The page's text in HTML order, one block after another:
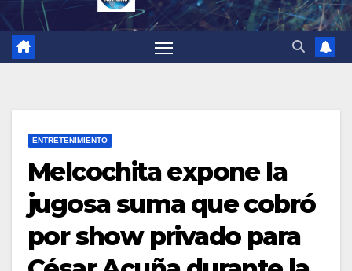
ENTRETENIMIENTO
Melcochita expone la
jugosa suma que cobró
por show privado para